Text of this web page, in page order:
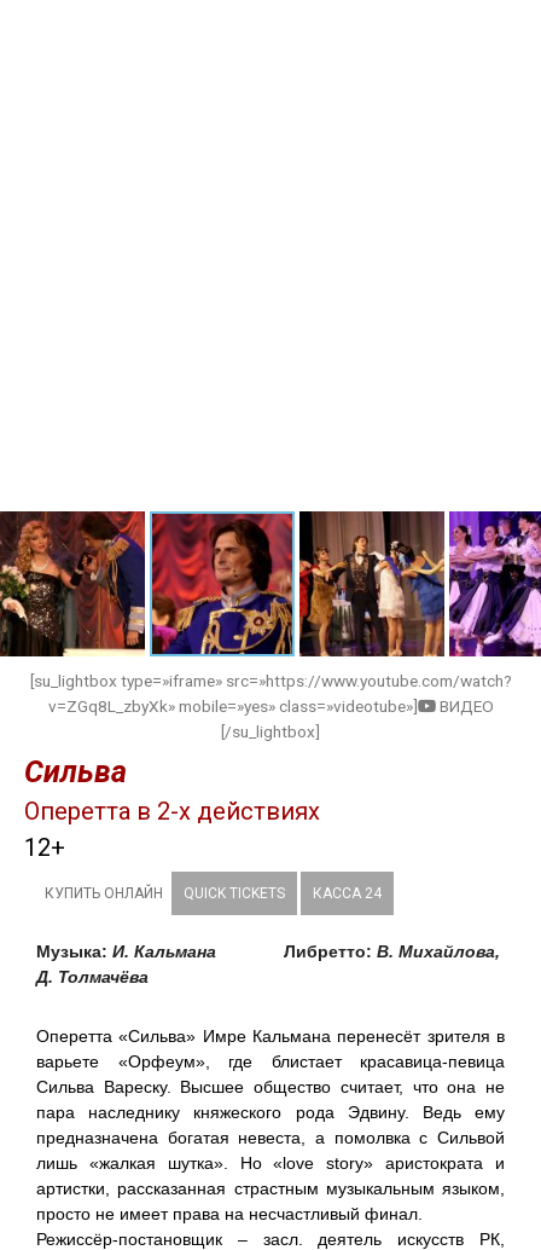
[su_lightbox type=»iframe» src=»https://www.youtube.com/watch?
v=ZGq8L_zbyXk» mobile=»yes» class=»videotube»]
ВИДЕО
[/su_lightbox]
Сильва
Оперетта в 2-х действиях
12+
КУПИТЬ ОНЛАЙН QUICK TICKETS КАССА 24
Музыка: И. Кальмана Либретто: В. Михайлова,
Д. Толмачёва
Оперетта «Сильва» Имре Кальмана перенесёт зрителя в
варьете «Орфеум», где блистает красавица-певица
Сильва Вареску. Высшее общество считает, что она не
пара наследнику княжеского рода Эдвину. Ведь ему
предназначена богатая невеста, а помолвка с Сильвой
лишь «жалкая шутка». Но «love story» аристократа и
артистки, рассказанная страстным музыкальным языком,
просто не имеет права на несчастливый финал.
Режиссёр-постановщик – засл. деятель искусств РК,